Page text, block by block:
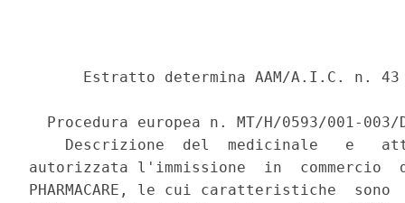
Estratto determina AAM/A.I.C. n.
Procedura europea n. MT/H/0593/001-
Descrizione  del  medicinale   e
autorizzata l'immissione  in  commercio
PHARMACARE, le cui caratteristiche